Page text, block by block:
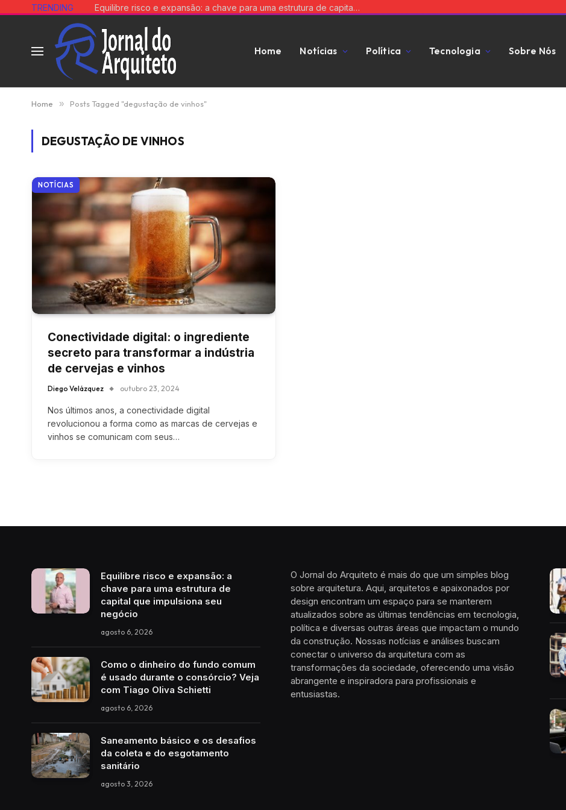
TRENDING Equilibre risco e expansão: a chave para uma estrutura de capital que impulsiona seu negócio
Home Notícias Política Tecnologia Sobre Nós
Home » Posts Tagged "degustação de vinhos"
DEGUSTAÇÃO DE VINHOS
NOTÍCIAS
Conectividade digital: o ingrediente
secreto para transformar a indústria
de cervejas e vinhos
Diego Velázquez outubro 23, 2024
Nos últimos anos, a conectividade digital
revolucionou a forma como as marcas de cervejas e
vinhos se comunicam com seus…
Equilibre risco e expansão: a
chave para uma estrutura de
capital que impulsiona seu
negócio
agosto 6, 2026
Como o dinheiro do fundo comum
é usado durante o consórcio? Veja
com Tiago Oliva Schietti
agosto 6, 2026
Saneamento básico e os desafios
da coleta e do esgotamento
sanitário
agosto 3, 2026
O Jornal do Arquiteto é mais do que um simples blog
sobre arquitetura. Aqui, arquitetos e apaixonados por
design encontram um espaço para se manterem
atualizados sobre as últimas tendências em tecnologia,
política e diversas outras áreas que impactam o mundo
da construção. Nossas notícias e análises buscam
conectar o universo da arquitetura com as
transformações da sociedade, oferecendo uma visão
abrangente e inspiradora para profissionais e
entusiastas.